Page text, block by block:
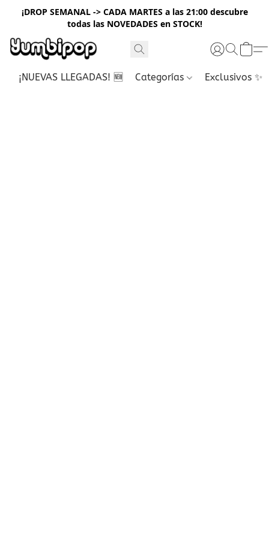
¡DROP SEMANAL -> CADA MARTES a las 21:00 descubre
todas las NOVEDADES en STOCK!
¡NUEVAS LLEGADAS! 🆕 Categorías Exclusivos ✨